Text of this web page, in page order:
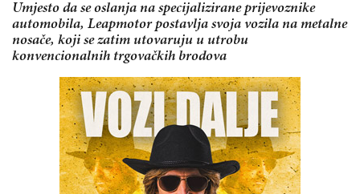
Umjesto da se oslanja na specijalizirane prijevoznike
automobila, Leapmotor postavlja svoja vozila na metalne
nosače, koji se zatim utovaruju u utrobu
konvencionalnih trgovačkih brodova